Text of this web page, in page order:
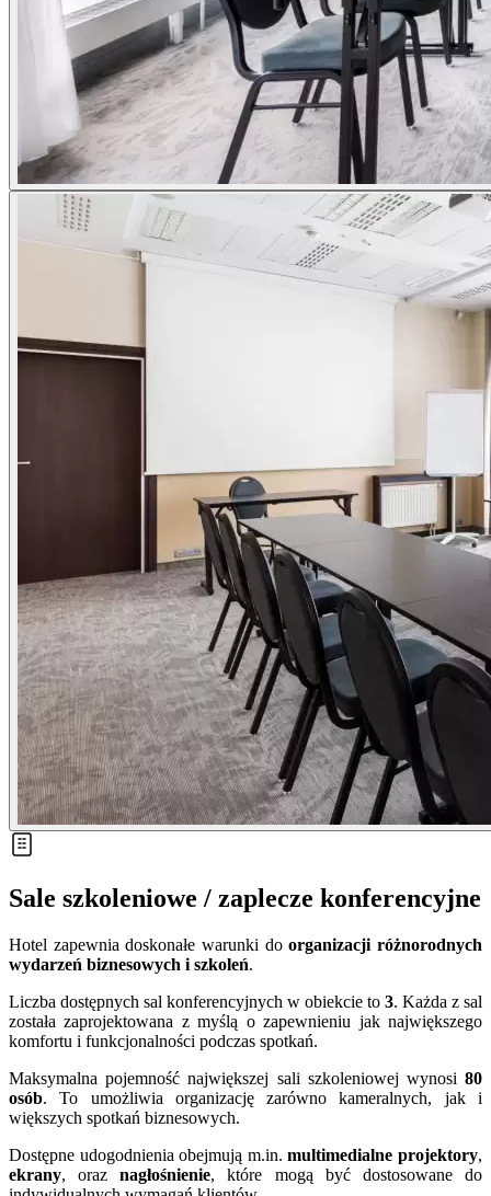
Sale szkoleniowe / zaplecze konferencyjne
Hotel zapewnia doskonałe warunki doorganizacji różnorodnych
wydarzeń biznesowych i szkoleń.
Liczba dostępnych sal konferencyjnych w obiekcie to 3. Każda z sal
została zaprojektowana z myślą o zapewnieniu jak największego
komfortu i funkcjonalności podczas spotkań.
Maksymalna pojemność największej sali szkoleniowej wynosi 80
osób. To umożliwia organizację zarówno kameralnych, jak i
większych spotkań biznesowych.
Dostępne udogodnienia obejmują m.in.multimedialne projektory,
ekrany, oraznagłośnienie, które mogą być dostosowane do